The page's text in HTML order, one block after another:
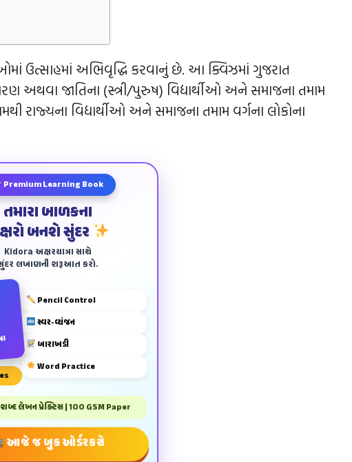
ઉત્સાહમાં અભિવૃદ્ધિ કરવાનું છે. આ ક્વિઝમાં ગુજરાત
અથવા જાતિના (સ્ત્રી/પુરુષ) વિદ્યાર્થીઓ અને સમાજના તમામ
રાજ્યના વિદ્યાર્થીઓ અને સમાજના તમામ વર્ગના લોકોના
Premium Learning Book
તમારા બાળકના
બનશે સુંદર
Kidora અક્ષરયાત્રા સાથે
લખાણની શરૂઆત કરો.
Pencil Control
સ્વર-વ્યંજન
બારાખડી
Word Practice
લેખન પ્રેક્ટિસ | 100 GSM Paper
આજે જ બુક ઓર્ડર કરો